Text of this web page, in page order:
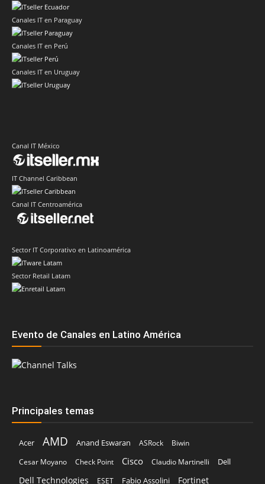
Canales IT en Paraguay
Canales IT en Perú
Canales IT en Uruguay
Canal IT México
IT Channel Caribbean
Canal IT Centroamérica
Sector IT Corporativo en Latinoamérica
Sector Retail Latam
Evento de Canales en Latino América
Principales temas
Acer AMD Anand Eswaran ASRock
Biwin
Cesar Moyano
Check Point Cisco Claudio Martinelli Dell
Dell Technologies ESET Fabio Assolini Fortinet